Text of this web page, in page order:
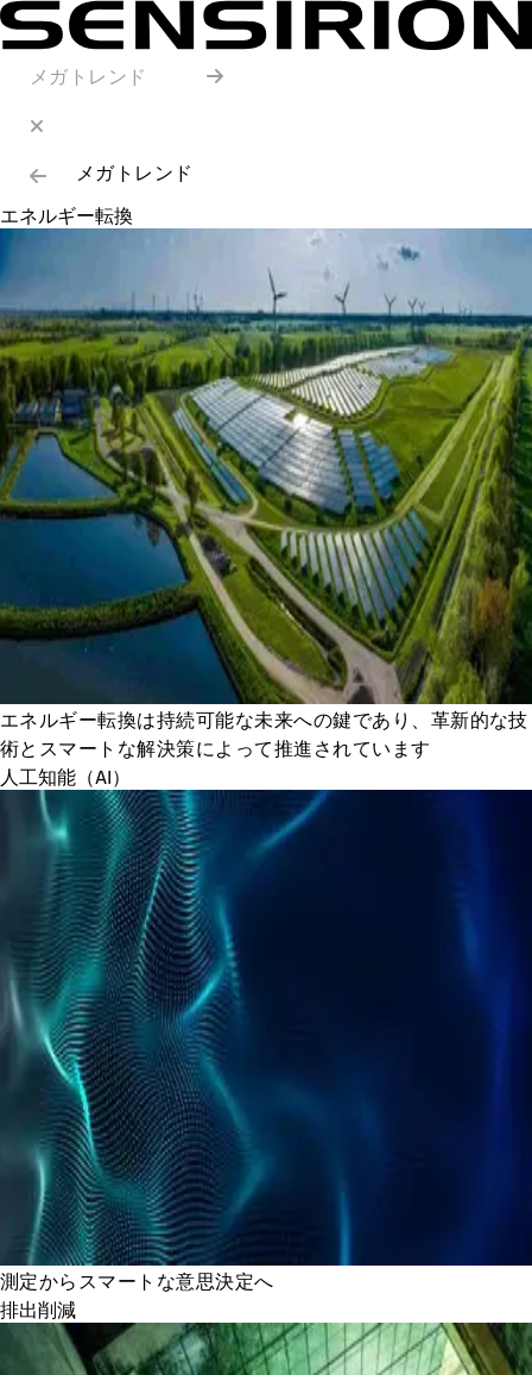
メガトレンド
メガトレンド
エネルギー転換
エネルギー転換は持続可能な未来への鍵であり、革新的な技
術とスマートな解決策によって推進されています
人工知能（AI）
測定からスマートな意思決定へ
排出削減